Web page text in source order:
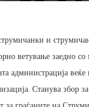
и
ветување заедно со
администрација веќе
Станува збор